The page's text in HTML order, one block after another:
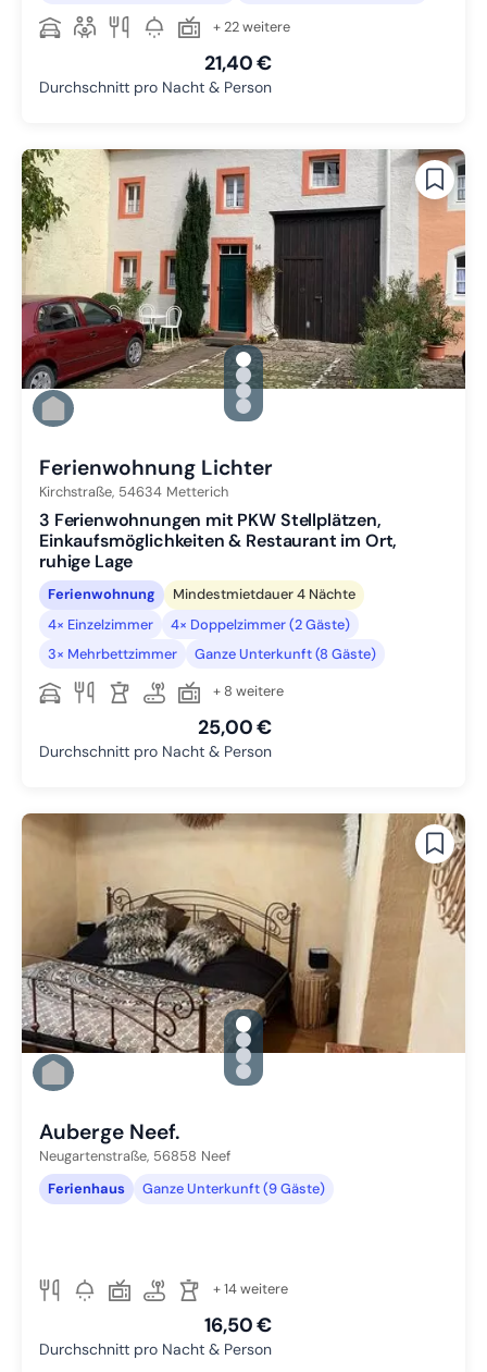
+ 22 weitere
21,40 €
Durchschnitt pro Nacht & Person
gallery.slide_selector
Zu Slide 1 wechseln
Zu Slide 2 wechseln
Zu Slide 3 wechseln
Zu Slide 4 wechseln
Ferienwohnung Lichter
Kirchstraße, 54634 Metterich
3 Ferienwohnungen mit PKW Stellplätzen,
Einkaufsmöglichkeiten & Restaurant im Ort,
ruhige Lage
Ferienwohnung
Mindestmietdauer 4 Nächte
4× Einzelzimmer
4× Doppelzimmer (2 Gäste)
3× Mehrbettzimmer
Ganze Unterkunft (8 Gäste)
+ 8 weitere
25,00 €
Durchschnitt pro Nacht & Person
gallery.slide_selector
Zu Slide 1 wechseln
Zu Slide 2 wechseln
Zu Slide 3 wechseln
Zu Slide 4 wechseln
Auberge Neef.
Neugartenstraße, 56858 Neef
Ferienhaus
Ganze Unterkunft (9 Gäste)
+ 14 weitere
16,50 €
Durchschnitt pro Nacht & Person